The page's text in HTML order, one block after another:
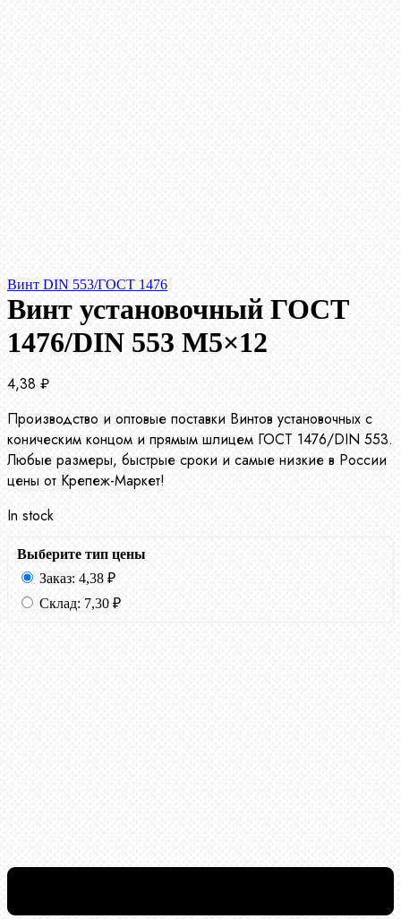
Винт DIN 553/ГОСТ 1476
Винт установочный ГОСТ
1476/DIN 553 М5×12
4,38 ₽
Производство и оптовые поставки Винтов установочных с
коническим концом и прямым шлицем ГОСТ 1476/DIN 553.
Любые размеры, быстрые сроки и самые низкие в России
цены от Крепеж-Маркет!
In stock
Выберите тип цены
Заказ: 4,38 ₽
Склад: 7,30 ₽